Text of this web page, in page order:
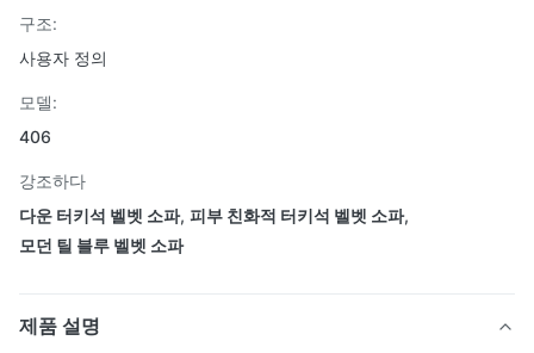
구조:
사용자 정의
모델:
406
강조하다
다운 터키석 벨벳 소파, 피부 친화적 터키석 벨벳 소파,
모던 틸 블루 벨벳 소파
제품 설명